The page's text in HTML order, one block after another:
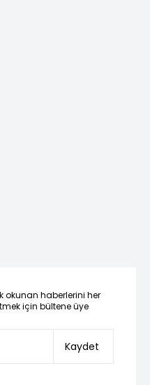
okunan haberlerini her
için bültene üye
Kaydet